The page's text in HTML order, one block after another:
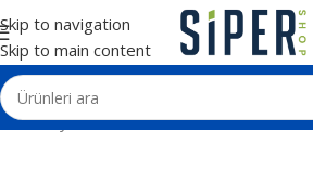
Skip to navigation
Skip to main content
Ana Sayfa Kalemler Kalem Kutuları